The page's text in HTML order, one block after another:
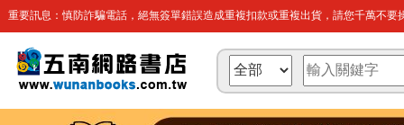
重要訊息：慎防詐騙電話，絕無簽單錯誤造成重複扣款或重複出貨，請您千萬不要